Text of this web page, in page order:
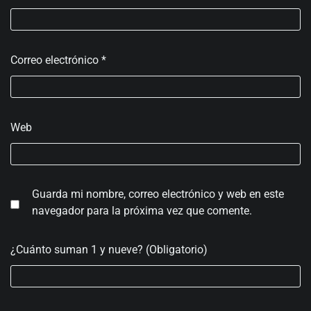
Correo electrónico *
Web
Guarda mi nombre, correo electrónico y web en este
navegador para la próxima vez que comente.
¿Cuánto suman 1 y nueve? (Obligatorio)